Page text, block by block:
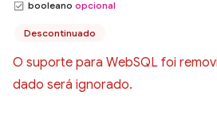
booleano opcional
Descontinuado
O suporte para WebSQL foi
dado será ignorado.